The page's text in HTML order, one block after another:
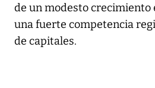
de un modesto crecimiento
una fuerte competencia
de capitales.